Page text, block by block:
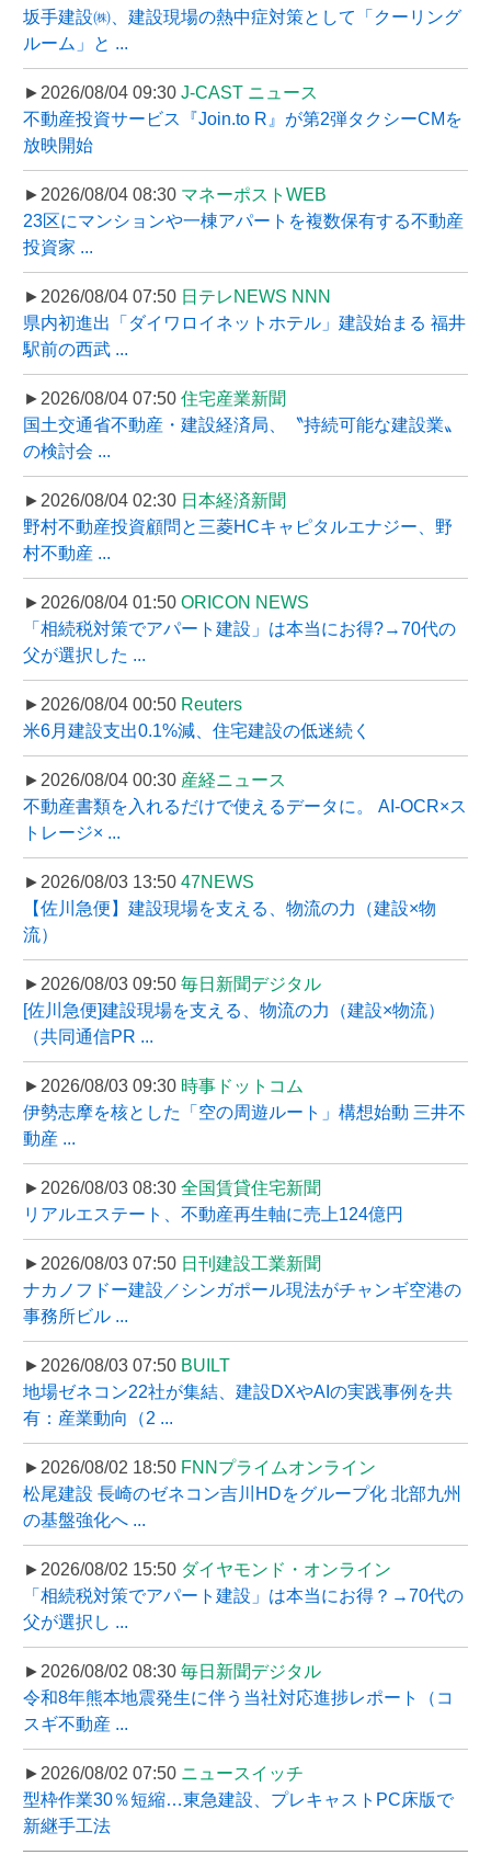
坂手建設㈱、建設現場の熱中症対策として「クーリング
ルーム」と ...
►2026/08/04 09:30 J-CAST ニュース
不動産投資サービス『Join.to R』が第2弾タクシーCMを
放映開始
►2026/08/04 08:30 マネーポストWEB
23区にマンションや一棟アパートを複数保有する不動産
投資家 ...
►2026/08/04 07:50 日テレNEWS NNN
県内初進出「ダイワロイネットホテル」建設始まる 福井
駅前の西武 ...
►2026/08/04 07:50 住宅産業新聞
国土交通省不動産・建設経済局、〝持続可能な建設業〟
の検討会 ...
►2026/08/04 02:30 日本経済新聞
野村不動産投資顧問と三菱HCキャピタルエナジー、野
村不動産 ...
►2026/08/04 01:50 ORICON NEWS
「相続税対策でアパート建設」は本当にお得?→70代の
父が選択した ...
►2026/08/04 00:50 Reuters
米6月建設支出0.1%減、住宅建設の低迷続く
►2026/08/04 00:30 産経ニュース
不動産書類を入れるだけで使えるデータに。 AI-OCR×ス
トレージ× ...
►2026/08/03 13:50 47NEWS
【佐川急便】建設現場を支える、物流の力（建設×物
流）
►2026/08/03 09:50 毎日新聞デジタル
[佐川急便]建設現場を支える、物流の力（建設×物流）
（共同通信PR ...
►2026/08/03 09:30 時事ドットコム
伊勢志摩を核とした「空の周遊ルート」構想始動 三井不
動産 ...
►2026/08/03 08:30 全国賃貸住宅新聞
リアルエステート、不動産再生軸に売上124億円
►2026/08/03 07:50 日刊建設工業新聞
ナカノフドー建設／シンガポール現法がチャンギ空港の
事務所ビル ...
►2026/08/03 07:50 BUILT
地場ゼネコン22社が集結、建設DXやAIの実践事例を共
有：産業動向（2 ...
►2026/08/02 18:50 FNNプライムオンライン
松尾建設 長崎のゼネコン吉川HDをグループ化 北部九州
の基盤強化へ ...
►2026/08/02 15:50 ダイヤモンド・オンライン
「相続税対策でアパート建設」は本当にお得？→70代の
父が選択し ...
►2026/08/02 08:30 毎日新聞デジタル
令和8年熊本地震発生に伴う当社対応進捗レポート（コ
スギ不動産 ...
►2026/08/02 07:50 ニュースイッチ
型枠作業30％短縮…東急建設、プレキャストPC床版で
新継手工法